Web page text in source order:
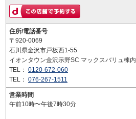
住所/電話番号
〒920-0069
石川県金沢市戸板西1-55
イオンタウン金沢示野SC マックスバリュ棟内
TEL： 0120-672-060
TEL： 076-267-1511
営業時間
午前10時〜午後7時30分